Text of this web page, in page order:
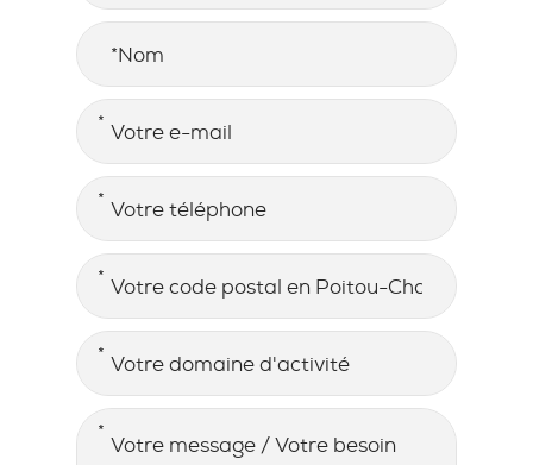
Prénom
Nom
E-MAIL
TÉLÉPHONE
ADRESSE
Code postal en Poitou-Charentes
DOMAINE D'ACTIVITÉ
MESSAGE / BESOIN